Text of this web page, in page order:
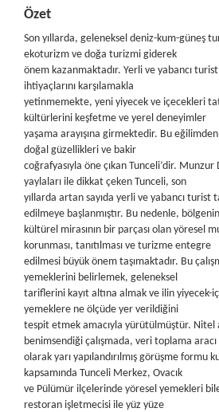
Özet
Son yıllarda, geleneksel deniz-kum-güneş
ekoturizm ve doğa turizmi giderek
önem kazanmaktadır. Yerli ve yabancı
ihtiyaçlarını karşılamakla
yetinmemekte, yeni yiyecek ve içecekleri
kültürlerini keşfetme ve yerel deneyimler
yaşama arayışına girmektedir. Bu
doğal güzellikleri ve bakir
coğrafyasıyla öne çıkan Tunceli’dir. Munzur
yaylaları ile dikkat çeken Tunceli, son
yıllarda artan sayıda yerli ve yabancı turist
edilmeye başlanmıştır. Bu nedenle, bölgenin
kültürel mirasının bir parçası olan yöresel
korunması, tanıtılması ve turizme entegre
edilmesi büyük önem taşımaktadır. Bu
yemeklerini belirlemek, geleneksel
tariflerini kayıt altına almak ve ilin yiyecek-
yemeklere ne ölçüde yer verildiğini
tespit etmek amacıyla yürütülmüştür. Nitel
benimsendiği çalışmada, veri toplama aracı
olarak yarı yapılandırılmış görüşme formu
kapsamında Tunceli Merkez, Ovacık
ve Pülümür ilçelerinde yöresel yemekleri
restoran işletmecisi ile yüz yüze